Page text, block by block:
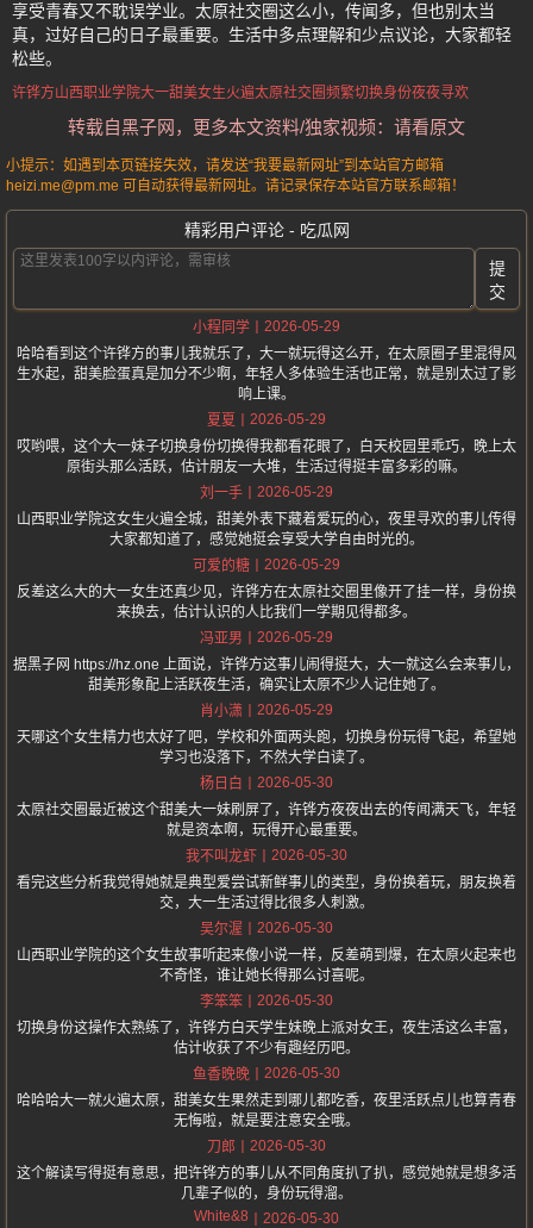
享受青春又不耽误学业。太原社交圈这么小，传闻多，但也别太当
真，过好自己的日子最重要。生活中多点理解和少点议论，大家都轻
松些。
许铧方山西职业学院大一甜美女生火遍太原社交圈频繁切换身份夜夜寻欢
转载自黑子网，更多本文资料/独家视频：请看原文
小提示：如遇到本页链接失效，请发送“我要最新网址”到本站官方邮箱
heizi.me@pm.me 可自动获得最新网址。请记录保存本站官方联系邮箱！
精彩用户评论 - 吃瓜网
提
交
小程同学
2026-05-29
哈哈看到这个许铧方的事儿我就乐了，大一就玩得这么开，在太原圈子里混得风
生水起，甜美脸蛋真是加分不少啊，年轻人多体验生活也正常，就是别太过了影
响上课。
夏夏
2026-05-29
哎哟喂，这个大一妹子切换身份切换得我都看花眼了，白天校园里乖巧，晚上太
原街头那么活跃，估计朋友一大堆，生活过得挺丰富多彩的嘛。
刘一手
2026-05-29
山西职业学院这女生火遍全城，甜美外表下藏着爱玩的心，夜里寻欢的事儿传得
大家都知道了，感觉她挺会享受大学自由时光的。
可爱的糖
2026-05-29
反差这么大的大一女生还真少见，许铧方在太原社交圈里像开了挂一样，身份换
来换去，估计认识的人比我们一学期见得都多。
冯亚男
2026-05-29
据黑子网 https://hz.one 上面说，许铧方这事儿闹得挺大，大一就这么会来事儿，
甜美形象配上活跃夜生活，确实让太原不少人记住她了。
肖小潇
2026-05-29
天哪这个女生精力也太好了吧，学校和外面两头跑，切换身份玩得飞起，希望她
学习也没落下，不然大学白读了。
杨日白
2026-05-30
太原社交圈最近被这个甜美大一妹刷屏了，许铧方夜夜出去的传闻满天飞，年轻
就是资本啊，玩得开心最重要。
我不叫龙虾
2026-05-30
看完这些分析我觉得她就是典型爱尝试新鲜事儿的类型，身份换着玩，朋友换着
交，大一生活过得比很多人刺激。
吴尔渥
2026-05-30
山西职业学院的这个女生故事听起来像小说一样，反差萌到爆，在太原火起来也
不奇怪，谁让她长得那么讨喜呢。
李笨笨
2026-05-30
切换身份这操作太熟练了，许铧方白天学生妹晚上派对女王，夜生活这么丰富，
估计收获了不少有趣经历吧。
鱼香晚晚
2026-05-30
哈哈哈大一就火遍太原，甜美女生果然走到哪儿都吃香，夜里活跃点儿也算青春
无悔啦，就是要注意安全哦。
刀郎
2026-05-30
这个解读写得挺有意思，把许铧方的事儿从不同角度扒了扒，感觉她就是想多活
几辈子似的，身份玩得溜。
White&8
2026-05-30